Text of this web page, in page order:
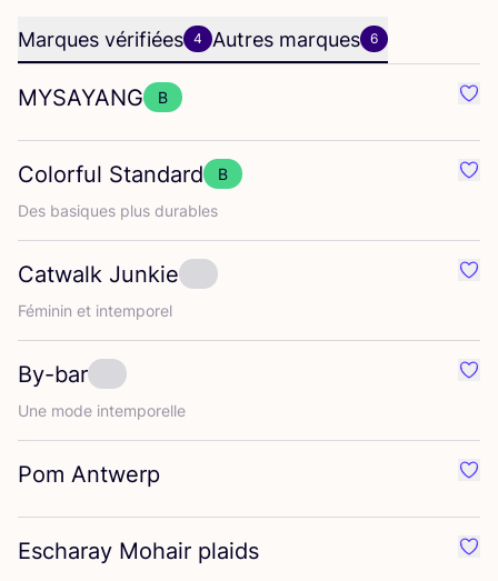
Marques vérifiées 4 Autres marques 6
MYSAYANG B
Colorful Standard
B
Des basiques plus durables
Catwalk Junkie
Fémi­nin et intemporel
By-bar
Une mode intemporelle
Pom Antwerp
Escharay Mohair plaids